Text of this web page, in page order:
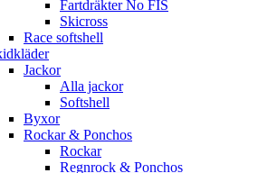
Fartdräkter No FIS
Skicross
Race softshell
Jackor
Alla jackor
Softshell
Byxor
Rockar & Ponchos
Rockar
Regnrock & Ponchos